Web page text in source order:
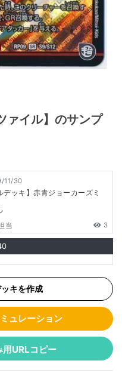
ァイル】のサンプ
11/30
デッキ】赤青ジョーカーズミ
当
3
キを作成
ュレーション
URLコピー